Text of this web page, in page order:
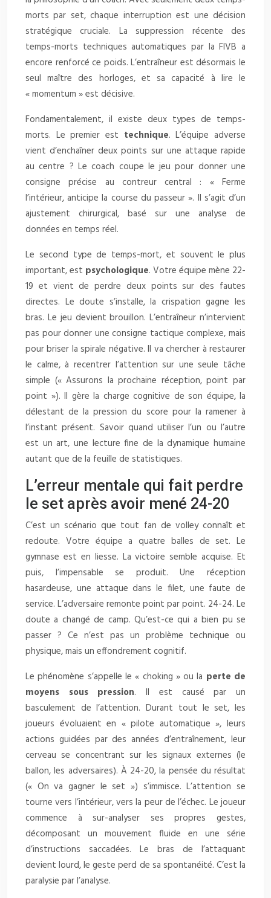
morts par set, chaque interruption est une décision
stratégique cruciale. La suppression récente des
temps-morts techniques automatiques par la FIVB a
encore renforcé ce poids. L’entraîneur est désormais le
seul maître des horloges, et sa capacité à lire le
« momentum » est décisive.
Fondamentalement, il existe deux types de temps-
morts. Le premier est technique. L’équipe adverse
vient d’enchaîner deux points sur une attaque rapide
au centre ? Le coach coupe le jeu pour donner une
consigne précise au contreur central : « Ferme
l’intérieur, anticipe la course du passeur ». Il s’agit d’un
ajustement chirurgical, basé sur une analyse de
données en temps réel.
Le second type de temps-mort, et souvent le plus
important, est psychologique. Votre équipe mène 22-
19 et vient de perdre deux points sur des fautes
directes. Le doute s’installe, la crispation gagne les
bras. Le jeu devient brouillon. L’entraîneur n’intervient
pas pour donner une consigne tactique complexe, mais
pour briser la spirale négative. Il va chercher à restaurer
le calme, à recentrer l’attention sur une seule tâche
simple (« Assurons la prochaine réception, point par
point »). Il gère la charge cognitive de son équipe, la
délestant de la pression du score pour la ramener à
l’instant présent. Savoir quand utiliser l’un ou l’autre
est un art, une lecture fine de la dynamique humaine
autant que de la feuille de statistiques.
L’erreur mentale qui fait perdre
le set après avoir mené 24-20
C’est un scénario que tout fan de volley connaît et
redoute. Votre équipe a quatre balles de set. Le
gymnase est en liesse. La victoire semble acquise. Et
puis, l’impensable se produit. Une réception
hasardeuse, une attaque dans le filet, une faute de
service. L’adversaire remonte point par point. 24-24. Le
doute a changé de camp. Qu’est-ce qui a bien pu se
passer ? Ce n’est pas un problème technique ou
physique, mais un effondrement cognitif.
Le phénomène s’appelle le « choking » ou la perte de
moyens sous pression. Il est causé par un
basculement de l’attention. Durant tout le set, les
joueurs évoluaient en « pilote automatique », leurs
actions guidées par des années d’entraînement, leur
cerveau se concentrant sur les signaux externes (le
ballon, les adversaires). À 24-20, la pensée du résultat
(« On va gagner le set ») s’immisce. L’attention se
tourne vers l’intérieur, vers la peur de l’échec. Le joueur
commence à sur-analyser ses propres gestes,
décomposant un mouvement fluide en une série
d’instructions saccadées. Le bras de l’attaquant
devient lourd, le geste perd de sa spontanéité. C’est la
paralysie par l’analyse.